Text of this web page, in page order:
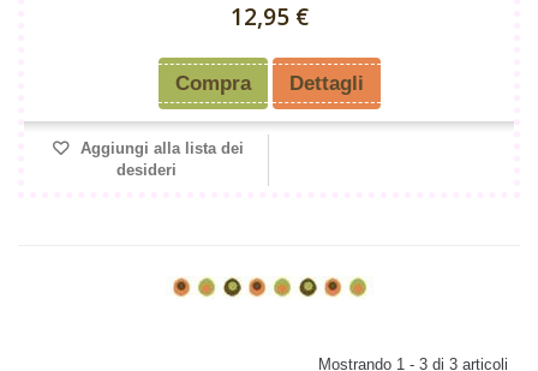
12,95 €
Compra Dettagli
Aggiungi alla lista dei
desideri
Mostrando 1 - 3 di 3 articoli